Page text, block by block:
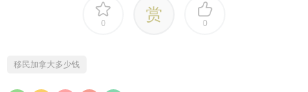
0 赏 0
移民加拿大多少钱